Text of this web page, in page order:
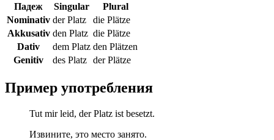
Падеж Singular
Plural
Nominativ der Platz
die Plätze
Akkusativ den Platz die Plätze
Dativ
dem Platz den Plätzen
Genitiv
des Platz der Plätze
Пример употребления
Tut mir leid, der Platz ist besetzt.
Извините, это место занято.